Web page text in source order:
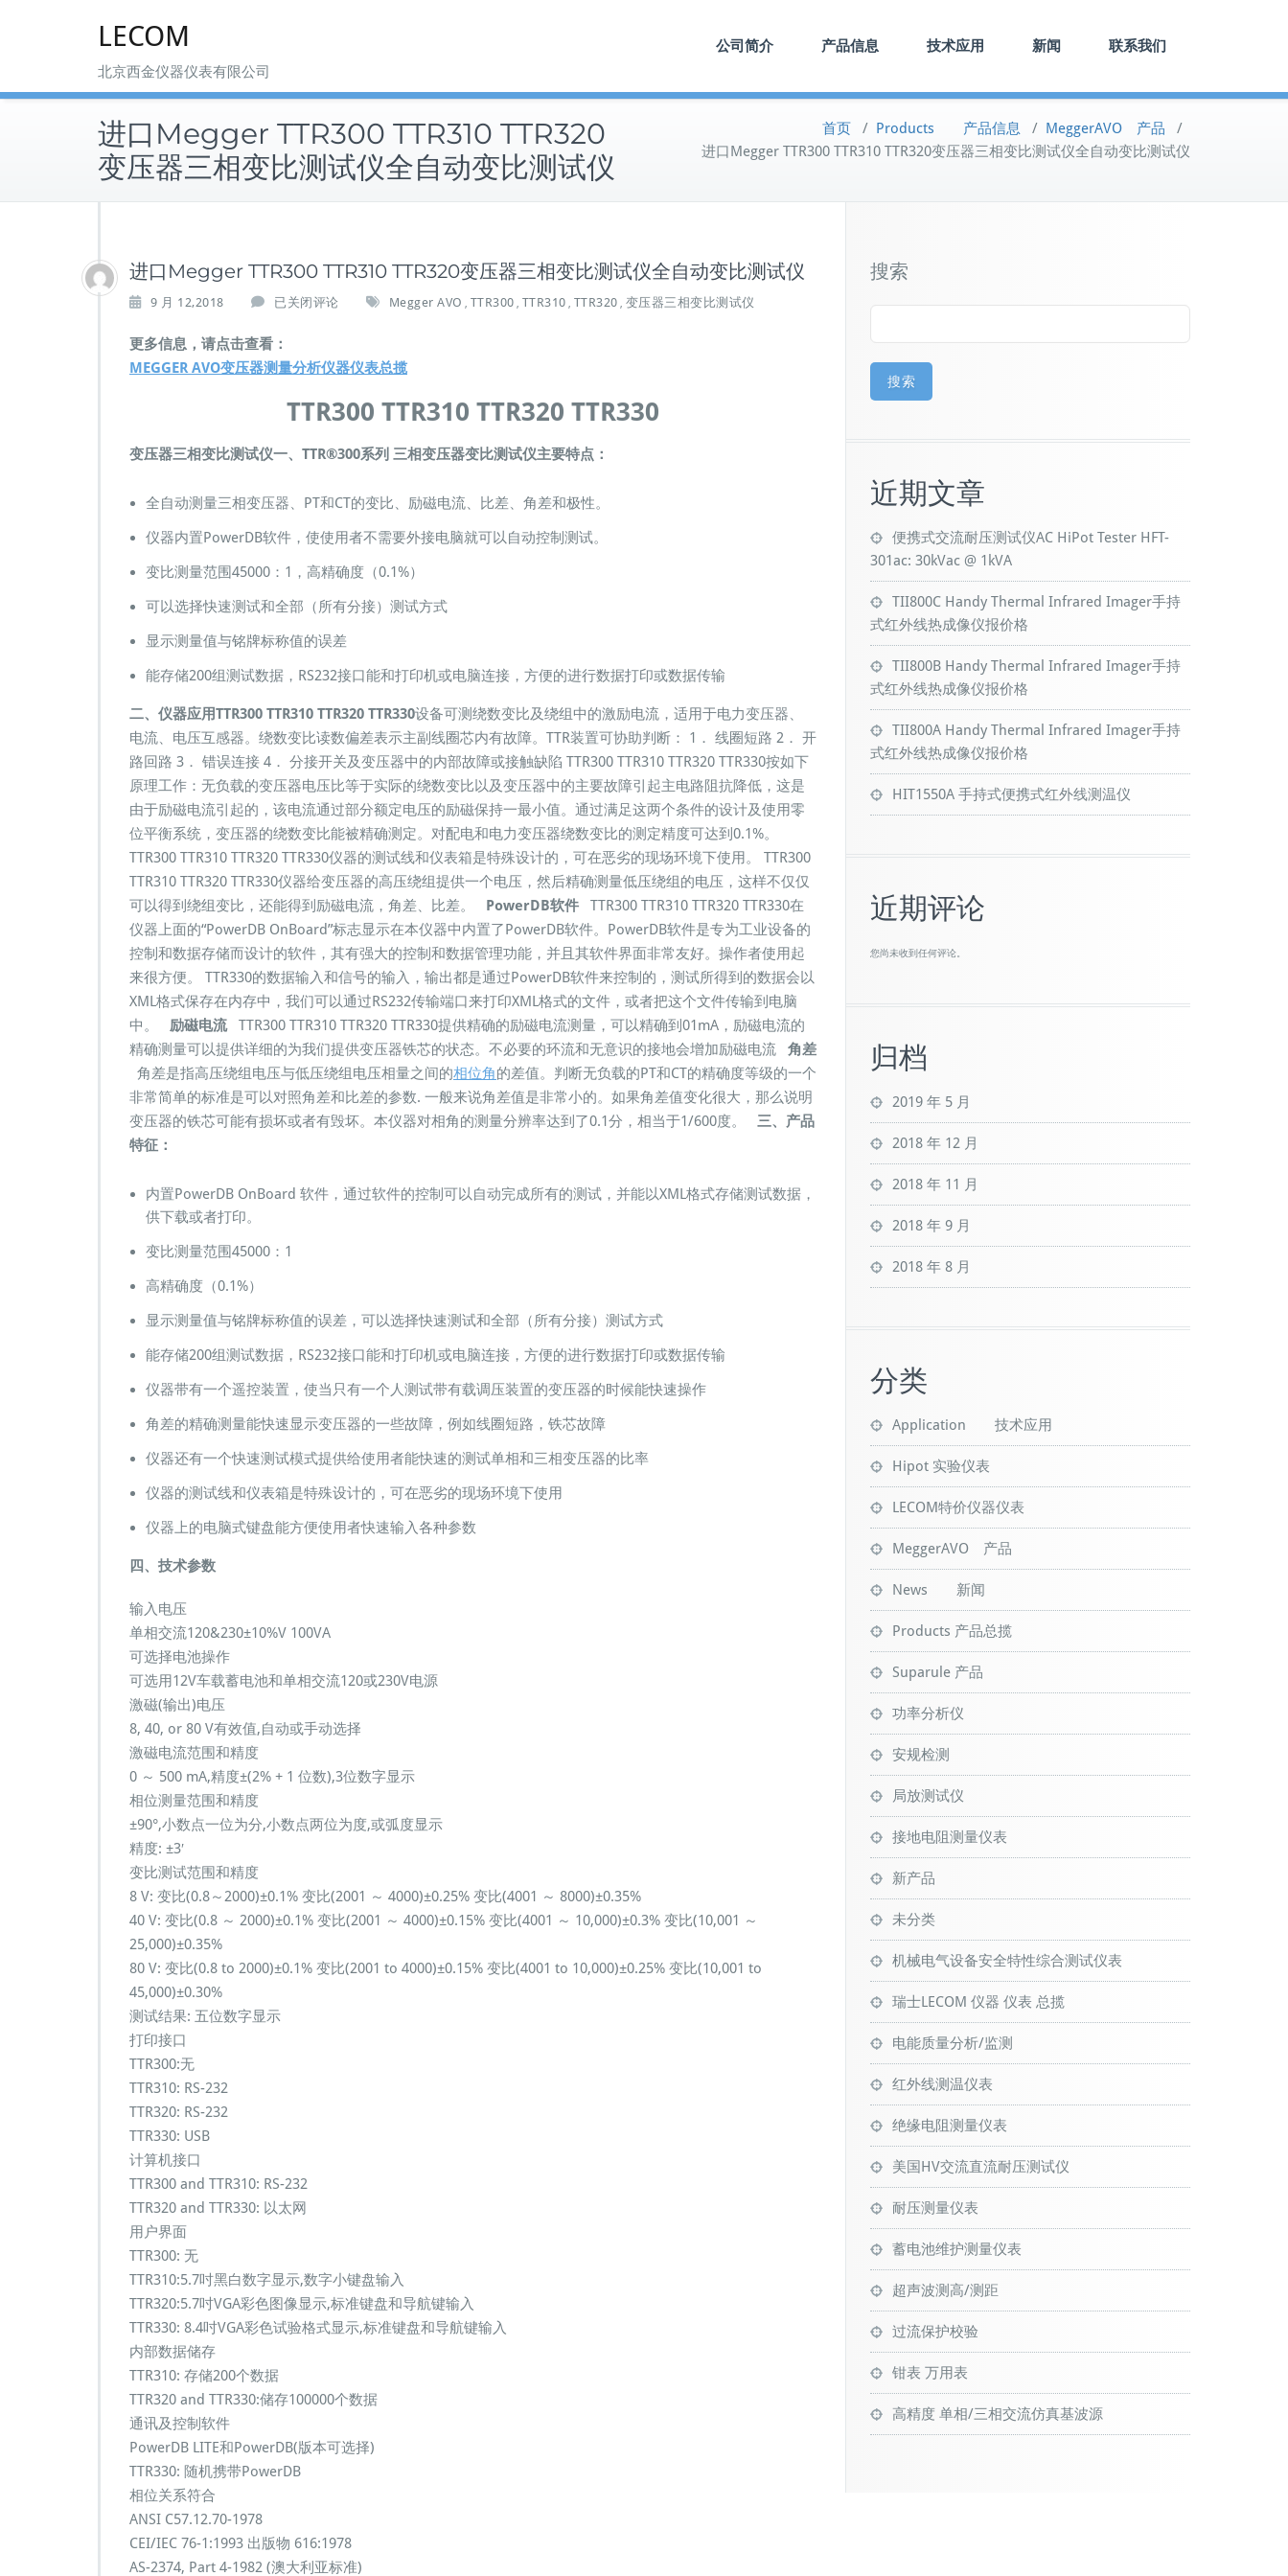
LECOM
北京西金仪器仪表有限公司
公司简介 产品信息 技术应用 新闻 联系我们
进口Megger TTR300 TTR310 TTR320
变压器三相变比测试仪全自动变比测试仪
首页 / Products 产品信息 / MeggerAVO 产品 /
进口Megger TTR300 TTR310 TTR320变压器三相变比测试仪全自动变比测试仪
进口Megger TTR300 TTR310 TTR320变压器三相变比测试仪全自动变比测试仪
9 月 12,2018
进
M
e
g
T
R
3
0
0
T
R
1
0
T
R
3
2
0
变
压
器
三
相
变
比
测
试
仪
全
自
动
变
比
测
试
仪
已关闭评论 Megger AVO TTR300 TTR310 TTR320 变压器三相变比测试仪
更多信息，请点击查看：
MEGGER AVO变压器测量分析仪器仪表总揽
TTR300 TTR310 TTR320 TTR330
变压器三相变比测试仪一、TTR®300系列 三相变压器变比测试仪主要特点：
全自动测量三相变压器、PT和CT的变比、励磁电流、比差、角差和极性。
仪器内置PowerDB软件，使使用者不需要外接电脑就可以自动控制测试。
变比测量范围45000：1，高精确度（0.1%）
可以选择快速测试和全部（所有分接）测试方式
显示测量值与铭牌标称值的误差
能存储200组测试数据，RS232接口能和打印机或电脑连接，方便的进行数据打印或数据传输
二、仪器应用TTR300 TTR310 TTR320 TTR330设备可测绕数变比及绕组中的激励电流，适用于电力变压器、
电流、电压互感器。绕数变比读数偏差表示主副线圈芯内有故障。TTR装置可协助判断： 1． 线圈短路 2． 开
路回路 3． 错误连接 4． 分接开关及变压器中的内部故障或接触缺陷 TTR300 TTR310 TTR320 TTR330按如下
原理工作：无负载的变压器电压比等于实际的绕数变比以及变压器中的主要故障引起主电路阻抗降低，这是
由于励磁电流引起的，该电流通过部分额定电压的励磁保持一最小值。通过满足这两个条件的设计及使用零
位平衡系统，变压器的绕数变比能被精确测定。对配电和电力变压器绕数变比的测定精度可达到0.1%。
TTR300 TTR310 TTR320 TTR330仪器的测试线和仪表箱是特殊设计的，可在恶劣的现场环境下使用。 TTR300
TTR310 TTR320 TTR330仪器给变压器的高压绕组提供一个电压，然后精确测量低压绕组的电压，这样不仅仅
可以得到绕组变比，还能得到励磁电流，角差、比差。 PowerDB软件 TTR300 TTR310 TTR320 TTR330在
仪器上面的“PowerDB OnBoard”标志显示在本仪器中内置了PowerDB软件。PowerDB软件是专为工业设备的
控制和数据存储而设计的软件，其有强大的控制和数据管理功能，并且其软件界面非常友好。操作者使用起
来很方便。 TTR330的数据输入和信号的输入，输出都是通过PowerDB软件来控制的，测试所得到的数据会以
XML格式保存在内存中，我们可以通过RS232传输端口来打印XML格式的文件，或者把这个文件传输到电脑
中。 励磁电流TTR300 TTR310 TTR320 TTR330提供精确的励磁电流测量，可以精确到01mA，励磁电流的
精确测量可以提供详细的为我们提供变压器铁芯的状态。不必要的环流和无意识的接地会增加励磁电流 角差
角差是指高压绕组电压与低压绕组电压相量之间的相位角的差值。判断无负载的PT和CT的精确度等级的一个
非常简单的标准是可以对照角差和比差的参数. 一般来说角差值是非常小的。如果角差值变化很大，那么说明
变压器的铁芯可能有损坏或者有毁坏。本仪器对相角的测量分辨率达到了0.1分，相当于1/600度。 三、产品
特征：
内置PowerDB OnBoard 软件，通过软件的控制可以自动完成所有的测试，并能以XML格式存储测试数据，
供下载或者打印。
变比测量范围45000：1
高精确度（0.1%）
显示测量值与铭牌标称值的误差，可以选择快速测试和全部（所有分接）测试方式
能存储200组测试数据，RS232接口能和打印机或电脑连接，方便的进行数据打印或数据传输
仪器带有一个遥控装置，使当只有一个人测试带有载调压装置的变压器的时候能快速操作
角差的精确测量能快速显示变压器的一些故障，例如线圈短路，铁芯故障
仪器还有一个快速测试模式提供给使用者能快速的测试单相和三相变压器的比率
仪器的测试线和仪表箱是特殊设计的，可在恶劣的现场环境下使用
仪器上的电脑式键盘能方便使用者快速输入各种参数
四、技术参数
输入电压
单相交流120&230±10%V 100VA
可选择电池操作
可选用12V车载蓄电池和单相交流120或230V电源
激磁(输出)电压
8, 40, or 80 V有效值,自动或手动选择
激磁电流范围和精度
0 ～ 500 mA,精度±(2% + 1 位数),3位数字显示
相位测量范围和精度
±90°,小数点一位为分,小数点两位为度,或弧度显示
精度: ±3′
变比测试范围和精度
8 V: 变比(0.8～2000)±0.1% 变比(2001 ～ 4000)±0.25% 变比(4001 ～ 8000)±0.35%
40 V: 变比(0.8 ～ 2000)±0.1% 变比(2001 ～ 4000)±0.15% 变比(4001 ～ 10,000)±0.3% 变比(10,001 ～
25,000)±0.35%
80 V: 变比(0.8 to 2000)±0.1% 变比(2001 to 4000)±0.15% 变比(4001 to 10,000)±0.25% 变比(10,001 to
45,000)±0.30%
测试结果: 五位数字显示
打印接口
TTR300:无
TTR310: RS-232
TTR320: RS-232
TTR330: USB
计算机接口
TTR300 and TTR310: RS-232
TTR320 and TTR330: 以太网
用户界面
TTR300: 无
TTR310:5.7吋黑白数字显示,数字小键盘输入
TTR320:5.7吋VGA彩色图像显示,标准键盘和导航键输入
TTR330: 8.4吋VGA彩色试验格式显示,标准键盘和导航键输入
内部数据储存
TTR310: 存储200个数据
TTR320 and TTR330:储存100000个数据
通讯及控制软件
PowerDB LITE和PowerDB(版本可选择)
TTR330: 随机携带PowerDB
相位关系符合
ANSI C57.12.70-1978
CEI/IEC 76-1:1993 出版物 616:1978
AS-2374, Part 4-1982 (澳大利亚标准)
搜索
搜索
近期文章
便携式交流耐压测试仪AC HiPot Tester HFT-
301ac: 30kVac @ 1kVA
TII800C Handy Thermal Infrared Imager手持
式红外线热成像仪报价格
TII800B Handy Thermal Infrared Imager手持
式红外线热成像仪报价格
TII800A Handy Thermal Infrared Imager手持
式红外线热成像仪报价格
HIT1550A 手持式便携式红外线测温仪
近期评论
您尚未收到任何评论。
归档
2019 年 5 月
2018 年 12 月
2018 年 11 月
2018 年 9 月
2018 年 8 月
分类
Application 技术应用
Hipot 实验仪表
LECOM特价仪器仪表
MeggerAVO 产品
News 新闻
Products 产品总揽
Suparule 产品
功率分析仪
安规检测
局放测试仪
接地电阻测量仪表
新产品
未分类
机械电气设备安全特性综合测试仪表
瑞士LECOM 仪器 仪表 总揽
电能质量分析/监测
红外线测温仪表
绝缘电阻测量仪表
美国HV交流直流耐压测试仪
耐压测量仪表
蓄电池维护测量仪表
超声波测高/测距
过流保护校验
钳表 万用表
高精度 单相/三相交流仿真基波源